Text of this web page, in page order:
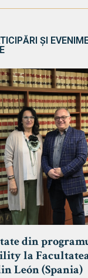
ȘI
din
la
León (Spania)